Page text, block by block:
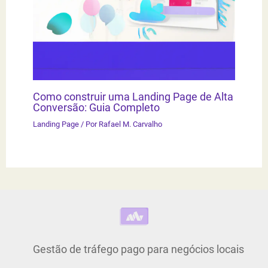
Como construir uma Landing Page de Alta
Conversão: Guia Completo
Landing Page / Por Rafael M. Carvalho
Gestão de tráfego pago para negócios locais